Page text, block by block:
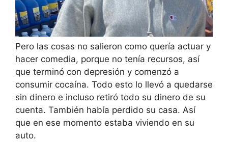
Pero las cosas no salieron como quería actuar y
hacer comedia, porque no tenía recursos, así
que terminó con depresión y comenzó a
consumir cocaína. Todo esto lo llevó a quedarse
sin dinero e incluso retiró todo su dinero de su
cuenta. También había perdido su casa. Así
que en ese momento estaba viviendo en su
auto.